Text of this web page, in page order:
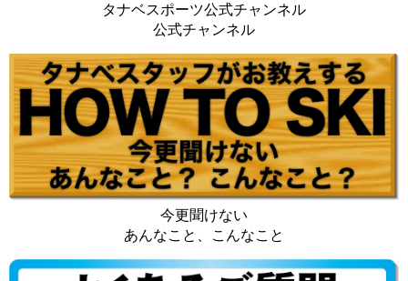
タナベスポーツ公式チャンネル
公式チャンネル
今更聞けない
あんなこと、こんなこと